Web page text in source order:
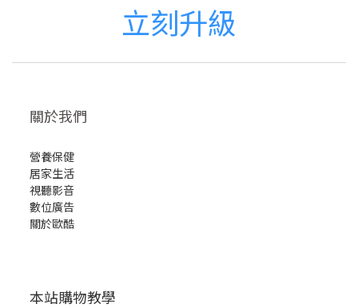
立刻升級
關於我們
營養保健
居家生活
視聽影音
數位廣告
關於歐酷
本站購物教學